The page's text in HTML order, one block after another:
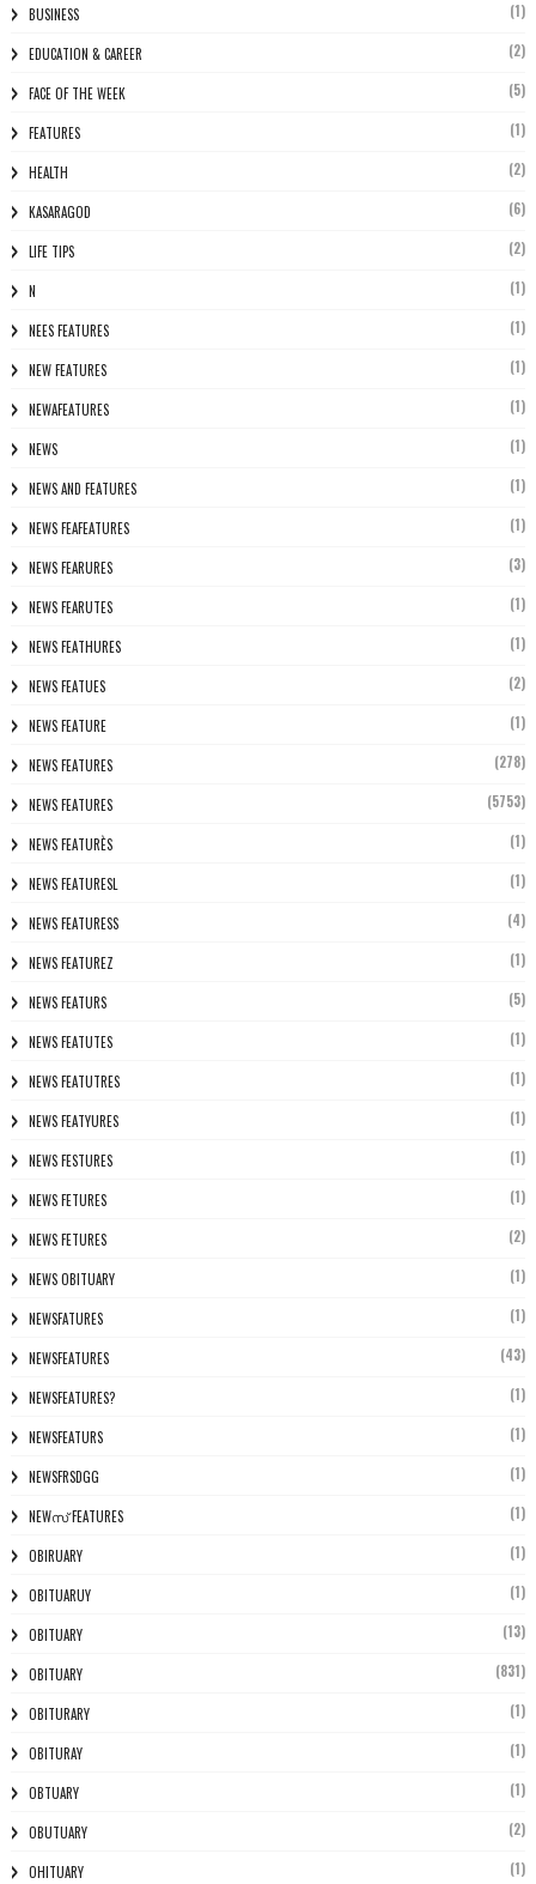
BUSINESS (1)
EDUCATION & CAREER (2)
FACE OF THE WEEK (5)
FEATURES (1)
HEALTH (2)
KASARAGOD (6)
LIFE TIPS (2)
N (1)
NEES FEATURES (1)
NEW FEATURES (1)
NEWAFEATURES (1)
NEWS (1)
NEWS AND FEATURES (1)
NEWS FEAFEATURES (1)
NEWS FEARURES (3)
NEWS FEARUTES (1)
NEWS FEATHURES (1)
NEWS FEATUES (2)
NEWS FEATURE (1)
NEWS FEATURES (278)
NEWS FEATURES (5753)
NEWS FEATURÈS (1)
NEWS FEATURESL (1)
NEWS FEATURESS (4)
NEWS FEATUREZ (1)
NEWS FEATURS (5)
NEWS FEATUTES (1)
NEWS FEATUTRES (1)
NEWS FEATYURES (1)
NEWS FESTURES (1)
NEWS FETURES (1)
NEWS FETURES (2)
NEWS OBITUARY (1)
NEWSFATURES (1)
NEWSFEATURES (43)
NEWSFEATURES? (1)
NEWSFEATURS (1)
NEWSFRSDGG (1)
NEWസ് FEATURES (1)
OBIRUARY (1)
OBITUARUY (1)
OBITUARY (13)
OBITUARY (831)
OBITURARY (1)
OBITURAY (1)
OBTUARY (1)
OBUTUARY (2)
OHITUARY (1)